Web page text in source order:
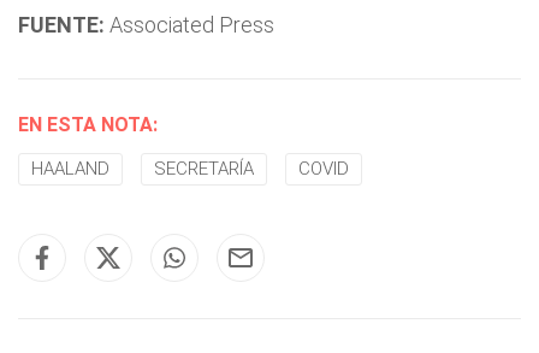
FUENTE: Associated Press
EN ESTA NOTA:
HAALAND SECRETARÍA COVID